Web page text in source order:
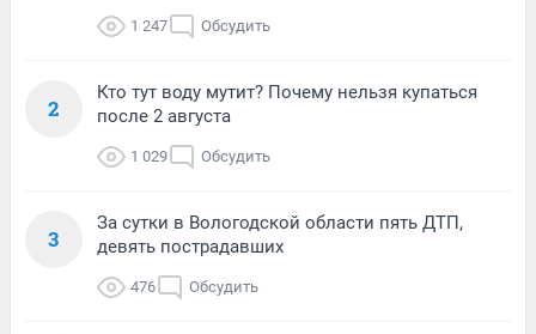
1 247 Обсудить
2
Кто тут воду мутит? Почему нельзя купаться
после 2 августа
1 029 Обсудить
3
За сутки в Вологодской области пять ДТП,
девять пострадавших
476 Обсудить